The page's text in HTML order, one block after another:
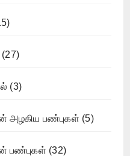
(27)
(3)
அழகிய பண்புகள் (5)
பண்புகள் (32)